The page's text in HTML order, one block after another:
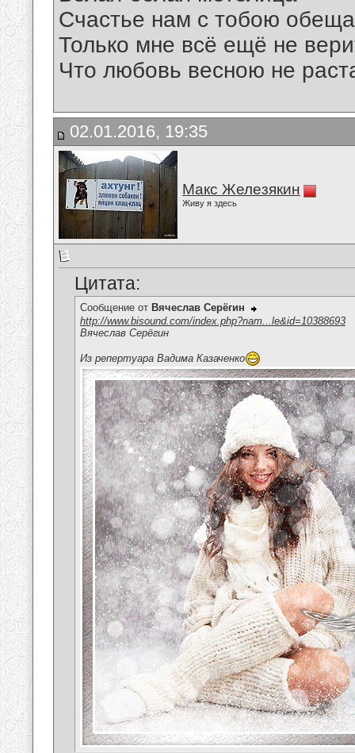
Счастье нам с тобою
Только мне всё ещё не
Что любовь весною не
02.01.2016, 19:35
Макс Железякин
Живу я здесь
Цитата:
Сообщение от Вячеслав Серёгин
http://www.bisound.com/index.php?nam...le&id=10388693
Вячеслав Серёгин
Из репертуара Вадима Казаченко